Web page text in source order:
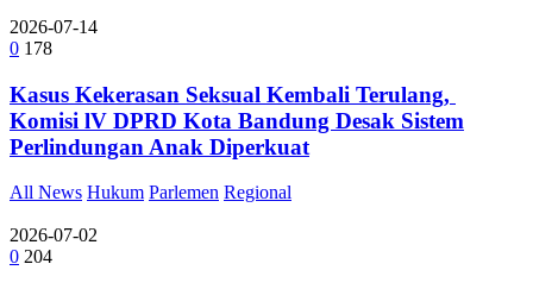
2026-07-14
0 178
Kasus Kekerasan Seksual Kembali Terulang,
Komisi lV DPRD Kota Bandung Desak Sistem
Perlindungan Anak Diperkuat
All News Hukum Parlemen Regional
2026-07-02
0 204